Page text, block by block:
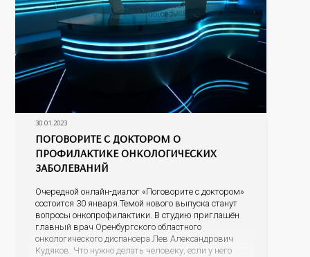
30.01.2023
ПОГОВОРИТЕ С ДОКТОРОМ О
ПРОФИЛАКТИКЕ ОНКОЛОГИЧЕСКИХ
ЗАБОЛЕВАНИЙ
Очередной онлайн-диалог «Поговорите с доктором»
состоится 30 января.Темой нового выпуска станут
вопросы онкопрофилактики. В студию приглашён
главный врач Оренбургского областного
онкологического диспансера Лев Александрович
Кудяков. Что нужно делать человеку, если у него